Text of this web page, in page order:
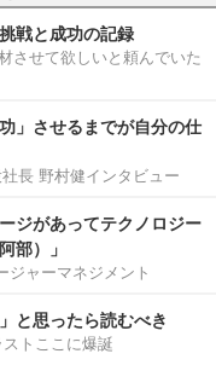
戦と成功の記録
させて欲しいと頼んでいた
」させるまでが自分の仕
長 野村健インタビュー
ジがあってテクノロジー
部）」
ジャーマネジメント
と思ったら読むべき
トここに爆誕